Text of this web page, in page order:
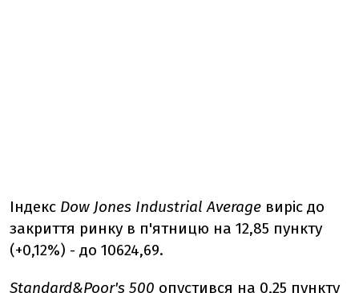
Індекс Dow Jones Industrial Average виріс до
закриття ринку в п'ятницю на 12,85 пункту
(+0,12%) - до 10624,69.
Standard&Poor's 500 опустився на 0,25 пункту